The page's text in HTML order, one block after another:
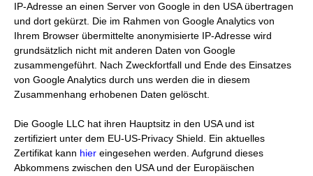
IP-Adresse an einen Server von Google in den USA übertragen
und dort gekürzt. Die im Rahmen von Google Analytics von
Ihrem Browser übermittelte anonymisierte IP-Adresse wird
grundsätzlich nicht mit anderen Daten von Google
zusammengeführt. Nach Zweckfortfall und Ende des Einsatzes
von Google Analytics durch uns werden die in diesem
Zusammenhang erhobenen Daten gelöscht.
Die Google LLC hat ihren Hauptsitz in den USA und ist
zertifiziert unter dem EU-US-Privacy Shield. Ein aktuelles
Zertifikat kann hier eingesehen werden. Aufgrund dieses
Abkommens zwischen den USA und der Europäischen